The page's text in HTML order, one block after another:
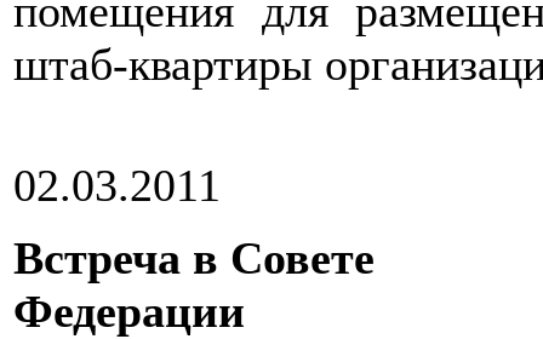
помещения для
штаб-квартиры
02.03.2011
Встреча в Совете
Федерации